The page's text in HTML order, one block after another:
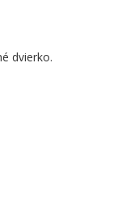
dvierko.